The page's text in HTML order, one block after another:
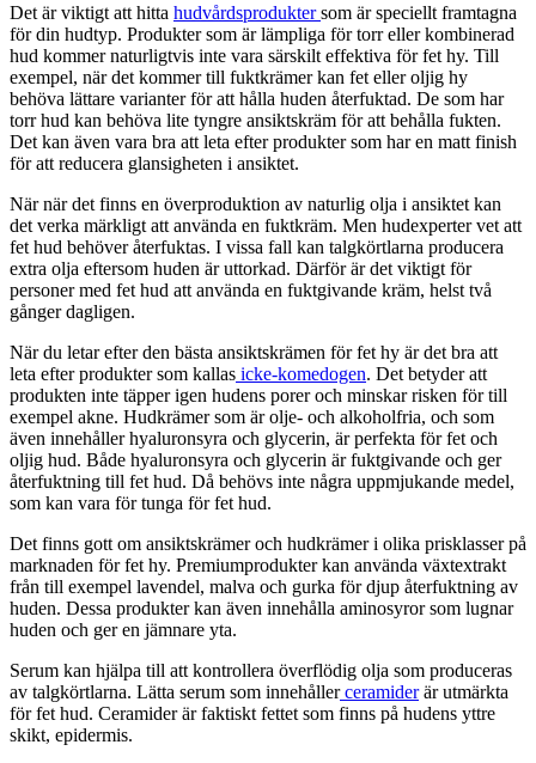
Det är viktigt att hitta hudvårdsproduktersom är speciellt framtagna
för din hudtyp. Produkter som är lämpliga för torr eller kombinerad
hud kommer naturligtvis inte vara särskilt effektiva för fet hy. Till
exempel, när det kommer till fuktkrämer kan fet eller oljig hy
behöva lättare varianter för att hålla huden återfuktad. De som har
torr hud kan behöva lite tyngre ansiktskräm för att behålla fukten.
Det kan även vara bra att leta efter produkter som har en matt finish
för att reducera glansigheten i ansiktet.
När när det finns en överproduktion av naturlig olja i ansiktet kan
det verka märkligt att använda en fuktkräm. Men hudexperter vet att
fet hud behöver återfuktas. I vissa fall kan talgkörtlarna producera
extra olja eftersom huden är uttorkad. Därför är det viktigt för
personer med fet hud att använda en fuktgivande kräm, helst två
gånger dagligen.
När du letar efter den bästa ansiktskrämen för fet hy är det bra att
leta efter produkter som kallas icke-komedogen. Det betyder att
produkten inte täpper igen hudens porer och minskar risken för till
exempel akne. Hudkrämer som är olje- och alkoholfria, och som
även innehåller hyaluronsyra och glycerin, är perfekta för fet och
oljig hud. Både hyaluronsyra och glycerin är fuktgivande och ger
återfuktning till fet hud. Då behövs inte några uppmjukande medel,
som kan vara för tunga för fet hud.
Det finns gott om ansiktskrämer och hudkrämer i olika prisklasser på
marknaden för fet hy. Premiumprodukter kan använda växtextrakt
från till exempel lavendel, malva och gurka för djup återfuktning av
huden. Dessa produkter kan även innehålla aminosyror som lugnar
huden och ger en jämnare yta.
Serum kan hjälpa till att kontrollera överflödig olja som produceras
av talgkörtlarna. Lätta serum som innehållerceramiderär utmärkta
för fet hud. Ceramider är faktiskt fettet som finns på hudens yttre
skikt, epidermis.